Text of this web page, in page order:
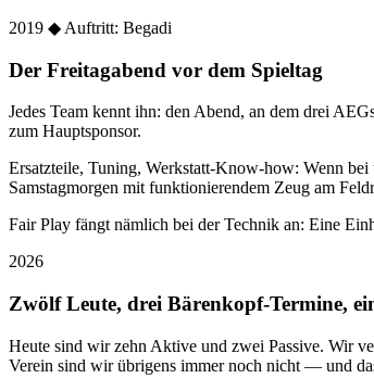
2019 ◆ Auftritt: Begadi
Der Freitagabend vor dem Spieltag
Jedes Team kennt ihn: den Abend, an dem drei
zum Hauptsponsor.
Ersatzteile, Tuning, Werkstatt-Know-how: Wenn
Samstagmorgen mit funktionierendem Zeug am
Fair Play fängt nämlich bei der Technik an: Eine
2026
Zwölf Leute, drei Bärenkopf-Termine,
Heute sind wir zehn Aktive und zwei Passive. Wir
Verein sind wir übrigens immer noch nicht — und